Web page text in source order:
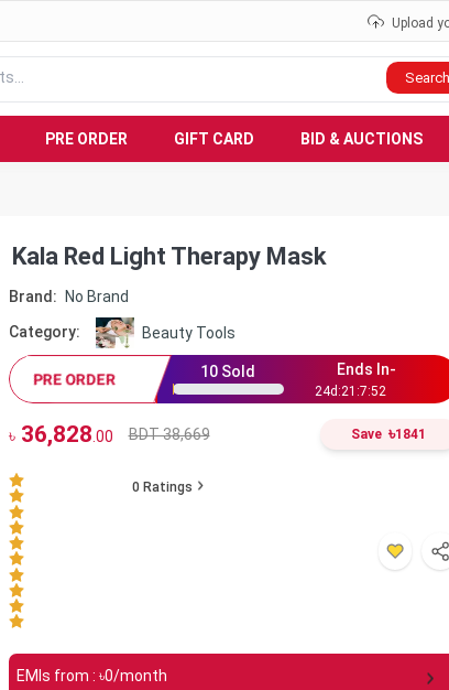
Upload
Search
PRE ORDER GIFT CARD BID & AUCTIONS
Kala Red Light Therapy Mask
Brand: No Brand
Category: Beauty Tools
PRE ORDER 10 Sold Ends In-
24d:21 :7:51
৳36,828 .00 BDT 38,669 Save ৳1841
0 Ratings
EMIs from : ৳0/month